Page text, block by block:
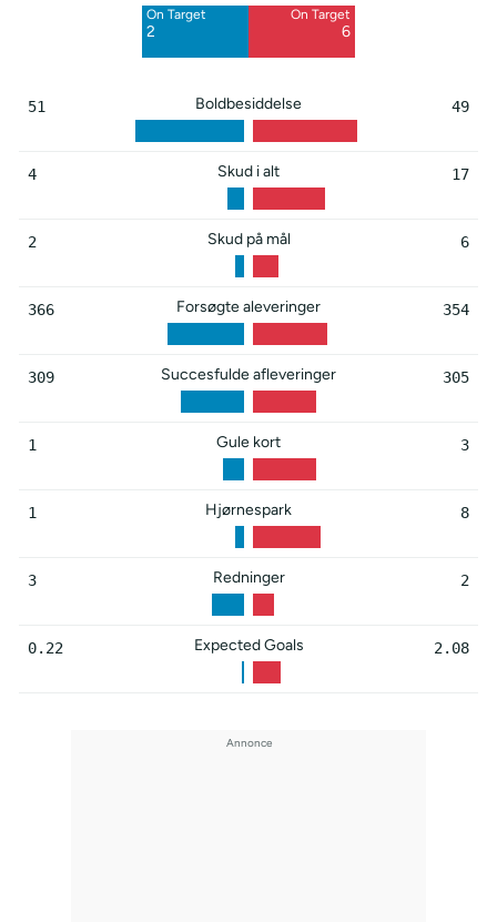
On Target
2
On Target
6
51 Boldbesiddelse 49
4 Skud i alt 17
2 Skud på mål 6
366 Forsøgte aleveringer 354
309 Succesfulde afleveringer 305
1 Gule kort 3
1 Hjørnespark 8
3 Redninger 2
0.22 Expected Goals 2.08